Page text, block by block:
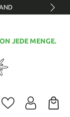
JEDE MENGE.